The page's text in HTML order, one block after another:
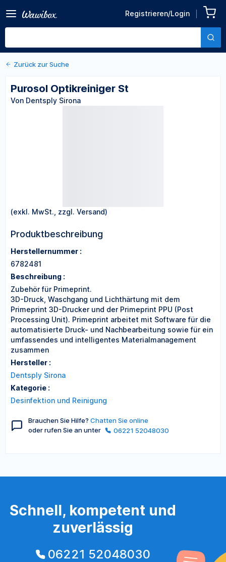
Registrieren/Login
Zurück zur Suche
Purosol Optikreiniger St
Von Dentsply Sirona
(exkl. MwSt., zzgl. Versand)
Produktbeschreibung
Herstellernummer :
6782481
Beschreibung :
Zubehör für Primeprint.
3D-Druck, Waschgang und Lichthärtung mit dem
Primeprint 3D-Drucker und der Primeprint PPU (Post
Processing Unit). Primeprint arbeitet mit Software für die
automatisierte Druck- und Nachbearbeitung sowie für ein
umfassendes und intelligentes Materialmanagement
zusammen
Hersteller :
Dentsply Sirona
Kategorie :
Desinfektion und Reinigung
Brauchen Sie Hilfe? Chatten Sie online
oder rufen Sie an unter
06221 52048030
Schnell, kompetent und
zuverlässig
06221 52048030